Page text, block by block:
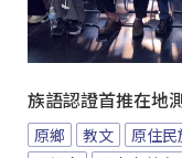
族語認證首推在地
原鄉 教文 原住民